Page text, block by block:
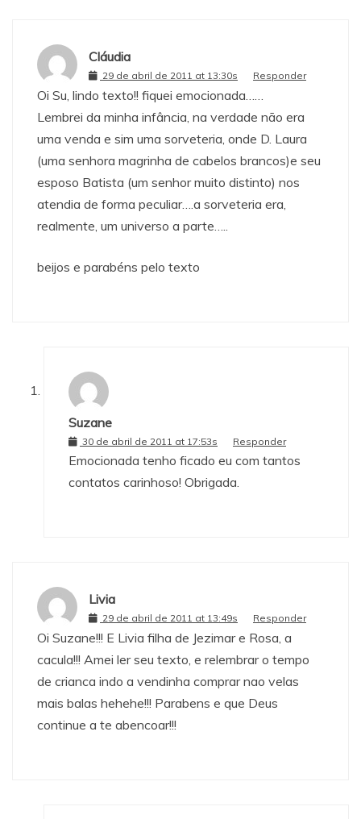
Cláudia
29 de abril de 2011 at 13:30s Responder
Oi Su, lindo texto!! fiquei emocionada……
Lembrei da minha infância, na verdade não era
uma venda e sim uma sorveteria, onde D. Laura
(uma senhora magrinha de cabelos brancos)e seu
esposo Batista (um senhor muito distinto) nos
atendia de forma peculiar….a sorveteria era,
realmente, um universo a parte…..
beijos e parabéns pelo texto
Suzane
30 de abril de 2011 at 17:53s Responder
Emocionada tenho ficado eu com tantos
contatos carinhoso! Obrigada.
Livia
29 de abril de 2011 at 13:49s Responder
Oi Suzane!!! E Livia filha de Jezimar e Rosa, a
cacula!!! Amei ler seu texto, e relembrar o tempo
de crianca indo a vendinha comprar nao velas
mais balas hehehe!!! Parabens e que Deus
continue a te abencoar!!!